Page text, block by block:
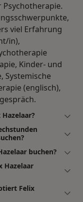
viel Erfahrung
in),
Kinder- und
Systemische
(englisch),
buchen?
Hazelaar
Felix